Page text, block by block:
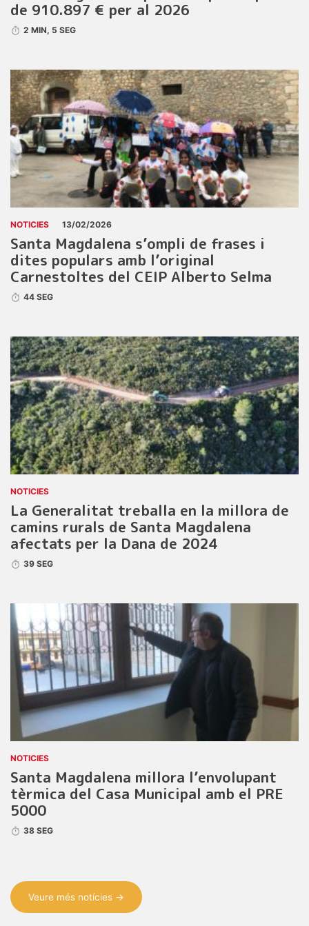
de 910.897 € per al 2026
2 MIN, 5 SEG
NOTICIES 13/02/2026
Santa Magdalena s’ompli de frases i
dites populars amb l’original
Carnestoltes del CEIP Alberto Selma
44 SEG
NOTICIES
La Generalitat treballa en la millora de
camins rurals de Santa Magdalena
afectats per la Dana de 2024
39 SEG
NOTICIES
Santa Magdalena millora l’envolupant
tèrmica del Casa Municipal amb el PRE
5000
38 SEG
Veure més notícies →